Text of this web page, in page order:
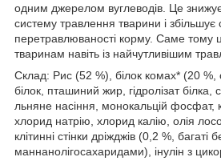
одним джерелом вуглеводів. Це
систему травлення тварини і збільшує
перетравлюваності корму. Саме тому
тваринам навіть із найчутливішим
Склад: Рис (52 %), білок комах* (20 %,
білок, пташиний жир, гідролізат білка,
льняне насіння, монокальцій фосфат,
хлорид натрію, хлорид калію, олія
клітинні стінки дріжджів (0,2 %,
маннанолігосахаридами), інулін з